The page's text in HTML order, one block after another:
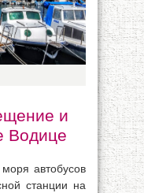
и
Водице
автобусов
станции на